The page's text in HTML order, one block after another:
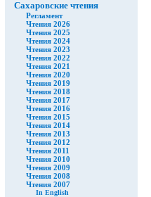
Сахаровские чтения
Регламент
Чтения 2026
Чтения 2025
Чтения 2024
Чтения 2023
Чтения 2022
Чтения 2021
Чтения 2020
Чтения 2019
Чтения 2018
Чтения 2017
Чтения 2016
Чтения 2015
Чтения 2014
Чтения 2013
Чтения 2012
Чтения 2011
Чтения 2010
Чтения 2009
Чтения 2008
Чтения 2007
In English